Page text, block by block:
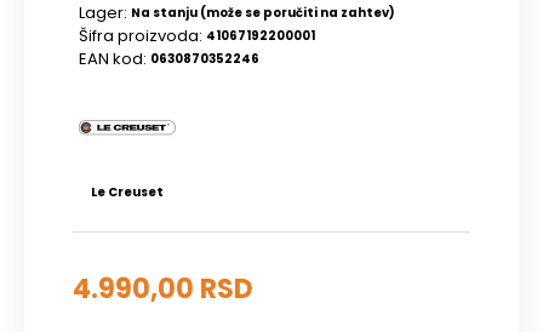
Lager: Na stanju (može se poručiti na zahtev)
Šifra proizvoda: 41067192200001
EAN kod: 0630870352246
Le Creuset
4.990,00 RSD